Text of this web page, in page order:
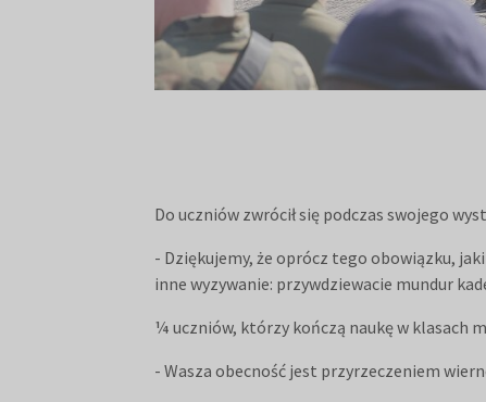
Do uczniów zwrócił się podczas swojego
- Dziękujemy, że oprócz tego obowiązku,
inne wyzywanie: przywdziewacie mundur
¼ uczniów, którzy kończą naukę w klasach
- Wasza obecność jest przyrzeczeniem